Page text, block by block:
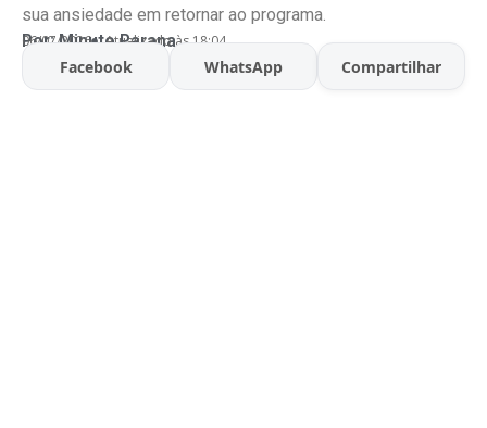
sua ansiedade em retornar ao programa.
Por:Minuto Parana
06/07/2026 Atualizado às 18:04
Facebook WhatsApp Compartilhar